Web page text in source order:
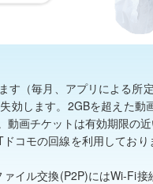
（毎月、アプリによる所
します。2GBを超えた
画チケットは有効期限の
コモの回線を利用してお
イル交換(P2P)にはWi-Fi